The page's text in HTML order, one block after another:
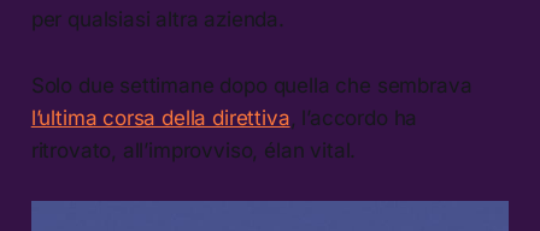
per qualsiasi altra azienda.
Solo due settimane dopo quella che sembrava
l’ultima corsa della direttiva , l’accordo ha
ritrovato, all’improvviso, élan vital.